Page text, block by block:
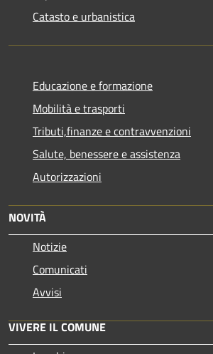
Catasto e urbanistica
Educazione e formazione
Mobilità e trasporti
Tributi,finanze e contravvenzioni
Salute, benessere e assistenza
Autorizzazioni
NOVITÀ
Notizie
Comunicati
Avvisi
VIVERE IL COMUNE